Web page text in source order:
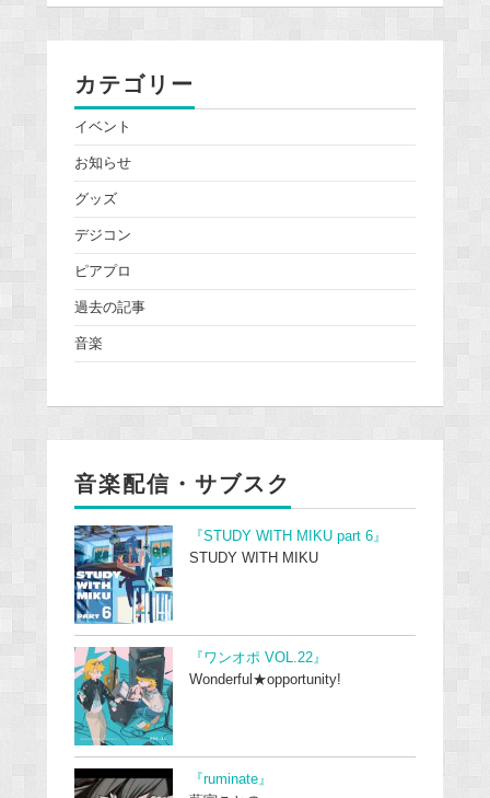
カテゴリー
イベント
お知らせ
グッズ
デジコン
ピアプロ
過去の記事
音楽
音楽配信・サブスク
『STUDY WITH MIKU part 6』
STUDY WITH MIKU
『ワンオポ VOL.22』
Wonderful★opportunity!
『ruminate』